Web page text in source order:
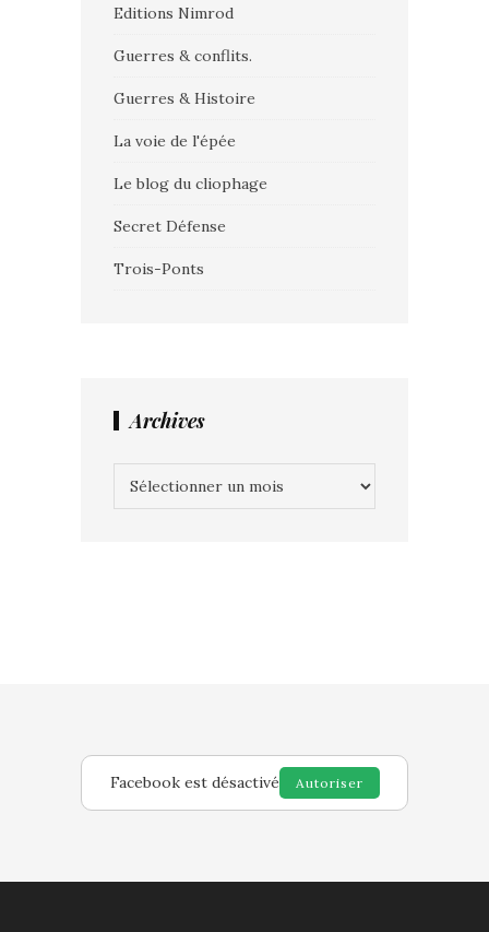
Editions Nimrod
Guerres & conflits.
Guerres & Histoire
La voie de l'épée
Le blog du cliophage
Secret Défense
Trois-Ponts
Archives
Facebook est désactivé Autoriser